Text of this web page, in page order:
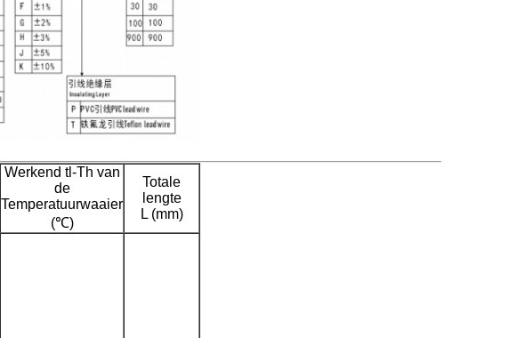
Werkend tl-Th van
de
Temperatuurwaaier
(℃)
Totale
lengte
L (mm)